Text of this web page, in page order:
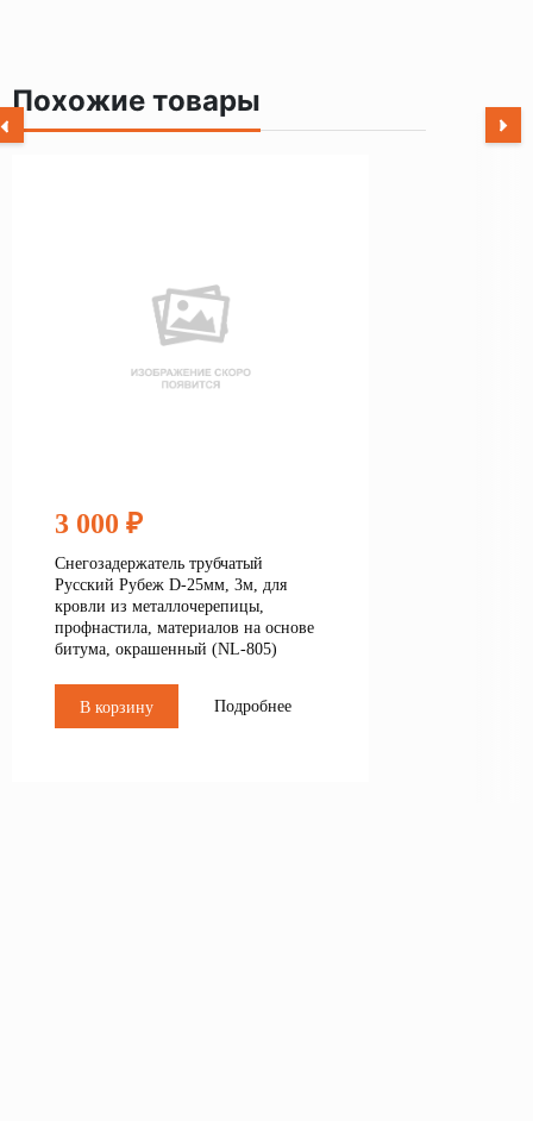
Похожие товары
3 000 ₽
Снегозадержатель трубчатый
Русский Рубеж D-25мм, 3м, для
кровли из металлочерепицы,
профнастила, материалов на основе
битума, окрашенный (NL-805)
В корзину Подробнее